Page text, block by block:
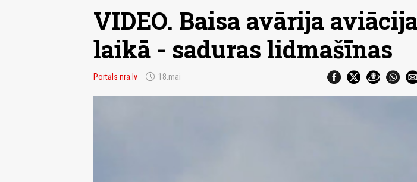
VIDEO. Baisa avārija
laikā - saduras lidmašīnas
Portāls nra.lv schedule 18.mai